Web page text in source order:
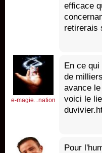
efficace
retirerais
e-magie...nation
En ce
de
avance
voici le
Pour